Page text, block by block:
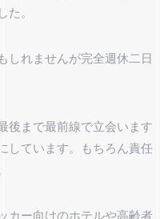
。
しれませんが完全週休二日
後まで最前線で立会います
しています。もちろん責任
カー向けのホテルや高齢者